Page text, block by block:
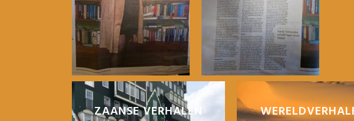
ZAANSE VERHALEN